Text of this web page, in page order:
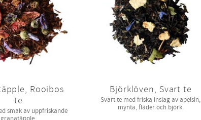
Rooibos
te
smak av uppfriskande
Björklöven, Svart te
Svart te med friska inslag av apelsin,
mynta, fläder och björk.